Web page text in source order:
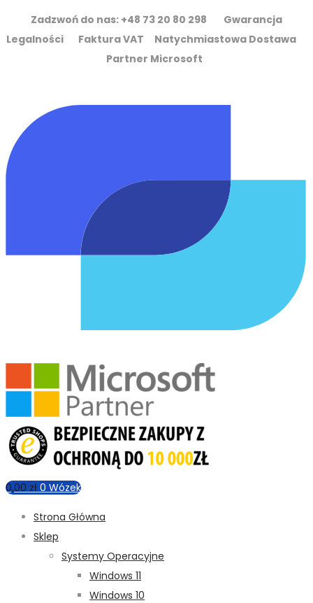
Zadzwoń do nas: +48 73 20 80 298 Gwarancja
Legalności Faktura VAT Natychmiastowa Dostawa
Partner Microsoft
0,00 zł 0 Wózek
Strona Główna
Sklep
Systemy Operacyjne
Windows 11
Windows 10